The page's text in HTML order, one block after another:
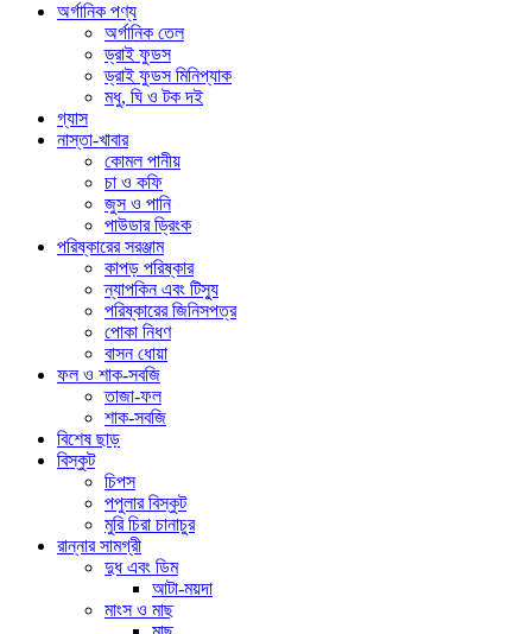
গ্রাম
quantity
অর্গানিক পণ্য
অর্গানিক তেল
ড্রাই ফুডস
ড্রাই ফুডস মিনিপ্যাক
মধু, ঘি ও টক দই
গ্যাস
নাস্তা-খাবার
কোমল পানীয়
চা ও কফি
জুস ও পানি
পাউডার ড্রিংক
পরিষ্কারের সরঞ্জাম
কাপড় পরিষ্কার
ন্যাপকিন এবং টিস্যু
পরিষ্কারের জিনিসপত্র
পোকা নিধণ
বাসন ধোয়া
ফল ও শাক-সবজি
তাজা-ফল
শাক-সবজি
বিশেষ ছাড়
বিস্কুট
চিপস
পপুলার বিস্কুট
মুরি চিরা চানাচুর
রান্নার সামগ্রী
দুধ এবং ডিম
আটা-ময়দা
মাংস ও মাছ